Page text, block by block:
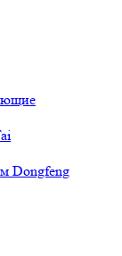
Dongfeng